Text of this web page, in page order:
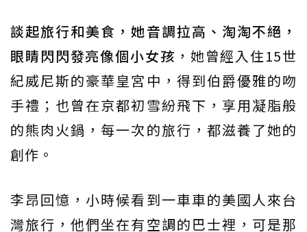
談起旅行和美食，她音調拉高、淘淘不絕，
眼睛閃閃發亮像個小女孩 ，她曾經入住15世
紀威尼斯的豪華皇宮中，得到伯爵優雅的吻
手禮；也曾在京都初雪紛飛下，享用凝脂般
的熊肉火鍋，每一次的旅行，都滋養了她的
創作。
李昂回憶，小時候看到一車車的美國人來台
灣旅行，他們坐在有空調的巴士裡，可是那